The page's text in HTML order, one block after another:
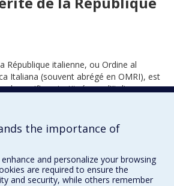
République italienne, ou Ordine al
Italiana (souvent abrégé en OMRI), est
honorifique instituée par l'Italie.
the importance of
and personalize your browsing
are required to ensure the
and security, while others remember